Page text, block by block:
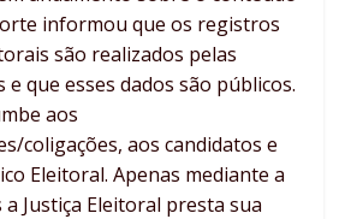
informou que os registros
são realizados pelas
que esses dados são públicos.
aos
coligações, aos candidatos e
Eleitoral. Apenas mediante a
Justiça Eleitoral presta sua